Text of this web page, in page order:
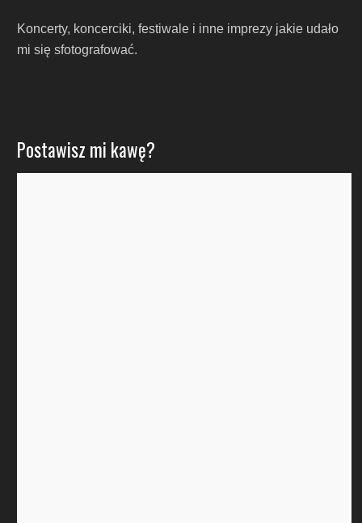
Koncerty, koncerciki, festiwale i inne imprezy jakie udało
mi się sfotografować.
Postawisz mi kawę?